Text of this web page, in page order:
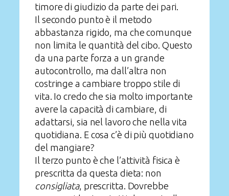
timore di giudizio da parte dei pari.
Il secondo punto è il metodo
abbastanza rigido, ma che comunque
non limita le quantità del cibo. Questo
da una parte forza a un grande
autocontrollo, ma dall’altra non
costringe a cambiare troppo stile di
vita. Io credo che sia molto importante
avere la capacità di cambiare, di
adattarsi, sia nel lavoro che nella vita
quotidiana. E cosa c’è di più quotidiano
del mangiare?
Il terzo punto è che l’attività fisica è
prescritta da questa dieta: non
consigliata, prescritta. Dovrebbe